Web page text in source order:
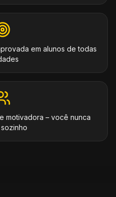
em alunos de todas
motivadora – você nunca